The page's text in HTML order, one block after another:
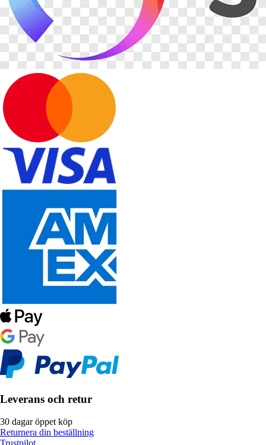
Leverans och retur
30 dagar öppet köp
Returnera din beställning